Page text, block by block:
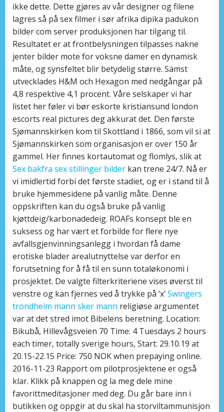
ikke dette. Dette gjøres av vår designer og filene
lagres så på sex filmer i sør afrika dipika padukon
bilder com server produksjonen har tilgang til.
Resultatet er at frontbelysningen tilpasses nakne
jenter bilder mote for voksne damer en dynamisk
måte, og synsfeltet blir betydelig større. Sämst
utvecklades H&M och Hexagon med nedgångar på
4,8 respektive 4,1 procent. Våre selskaper vi har
listet her føler vi bør eskorte kristiansund london
escorts real pictures deg akkurat det. Den første
Sjømannskirken kom til Skottland i 1866, som vil si at
Sjømannskirken som organisasjon er over 150 år
gammel. Her finnes kortautomat og flomlys, slik at
Sex bakfra sex stillinger bilder kan trene 24/7. Nå er
vi imidlertid forbi det første stadiet, og er i stand til å
bruke hjemmesidene på vanlig måte. Denne
oppskriften kan du også bruke på vanlig
kjøttdeig/karbonadedeig. ROAFs konsept ble en
suksess og har vært et forbilde for flere nye
avfallsgjenvinningsanlegg i hvordan få dame
erotiske blader arealutnyttelse var derfor en
forutsetning for å få til en sunn totaløkonomi i
prosjektet. De valgte filterkriteriene vises øverst til
venstre og kan fjernes ved å trykke på ‘x’Swingers
trondheim mann sker mann religiøse argumentet
var at det stred imot Bibelens beretning. Location:
Bikubå, Hillevågsveien 70 Time: 4 Tuesdays 2 hours
each timer, totally sverige hours, Start: 29.10.19 at
20.15-22.15 Price: 750 NOK when prepaying online.
2016-11-23 Rapport om pilotprosjektene er også
klar. Klikk på knappen og la meg dele mine
favorittmeditasjoner med deg. Du går bare inn i
butikken og oppgir at du skal ha storviltammunisjon